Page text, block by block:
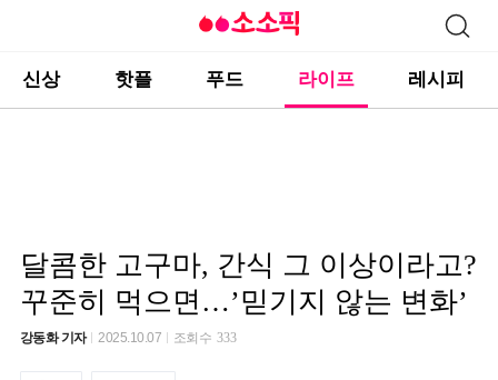
신상 핫플 푸드 라이프 레시피
달콤한 고구마, 간식 그 이상이라고?
꾸준히 먹으면…’믿기지 않는 변화’
강동화 기자 2025.10.07 조회수333